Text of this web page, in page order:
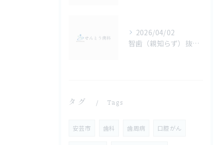
2026/04/02
智歯（親知らず）抜歯の術式や難易度とCT検査の必要性
タグ Tags
安芸市 歯科 歯周病 口腔がん